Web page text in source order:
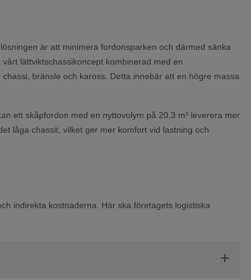
är att minimera fordonsparken och därmed sänka
lättviktschassikoncept kombinerad med en
bränsle och kaross. Detta innebär att en högre massa
ett skåpfordon med en nyttovolym på 20,3 m³ leverera mer
låga chassit, vilket ger mer komfort vid lastning och
indirekta kostnaderna. Här ska företagets logistiska